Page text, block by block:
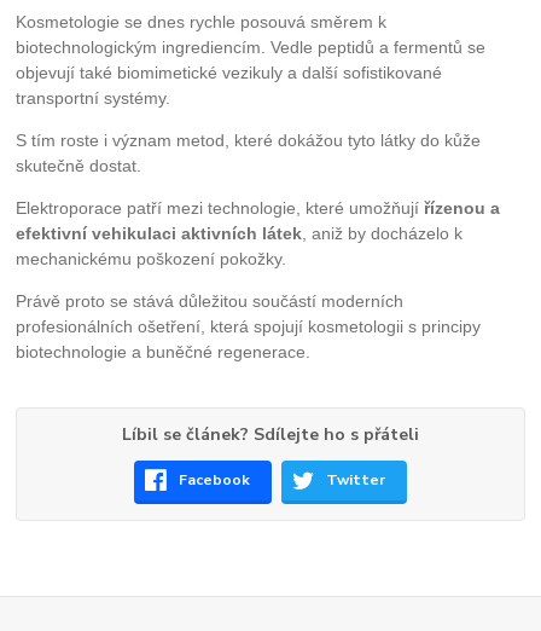
Kosmetologie se dnes rychle posouvá směrem k
biotechnologickým ingrediencím. Vedle peptidů a fermentů se
objevují také biomimetické vezikuly a další sofistikované
transportní systémy.
S tím roste i význam metod, které dokážou tyto látky do kůže
skutečně dostat.
Elektroporace patří mezi technologie, které umožňujířízenou a
efektivní vehikulaci aktivních látek , aniž by docházelo k
mechanickému poškození pokožky.
Právě proto se stává důležitou součástí moderních
profesionálních ošetření, která spojují kosmetologii s principy
biotechnologie a buněčné regenerace.
Líbil se článek? Sdílejte ho s přáteli
Facebook Twitter